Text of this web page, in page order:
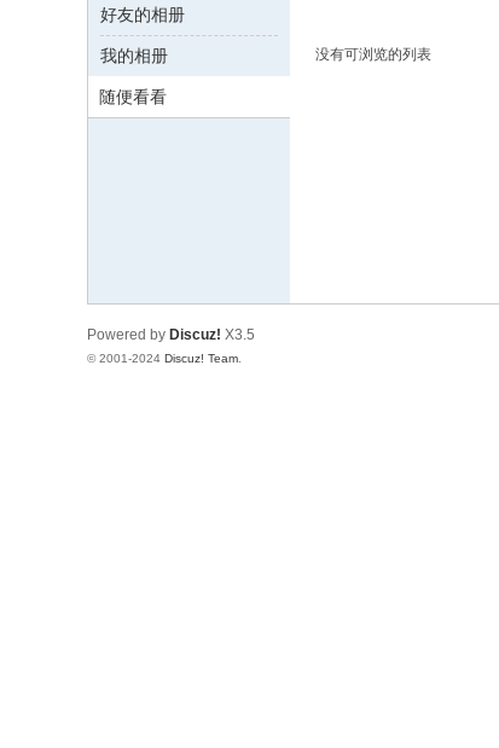
捷
联
讯
公
司
好友的相册
我的相册
随便看看
没有可浏览的列表
Powered by Discuz! X3.5
© 2001-2024 Discuz! Team